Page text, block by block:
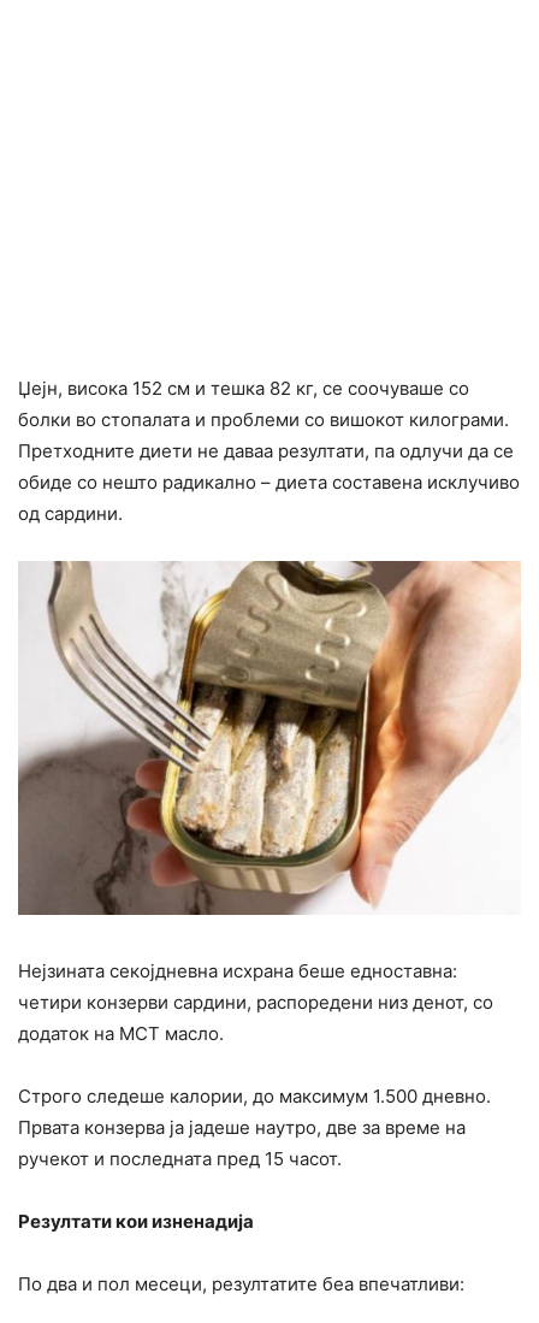
Џејн, висока 152 см и тешка 82 кг, се соочуваше со
болки во стопалата и проблеми со вишокот килограми.
Претходните диети не даваа резултати, па одлучи да се
обиде со нешто радикално – диета составена исклучиво
од сардини.
Нејзината секојдневна исхрана беше едноставна:
четири конзерви сардини, распоредени низ денот, со
додаток на MCT масло.
Строго следеше калории, до максимум 1.500 дневно.
Првата конзерва ја јадеше наутро, две за време на
ручекот и последната пред 15 часот.
Резултати кои изненадија
По два и пол месеци, резултатите беа впечатливи: